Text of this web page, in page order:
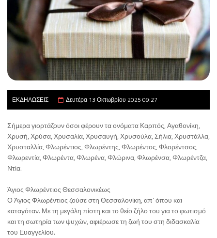
ΕΚΔΗΛΩΣΕΙΣ Δευτέρα 13 Οκτωβρίου 2025 09:27
Σήμερα γιορτάζουν όσοι φέρουν τα ονόματα Καρπός, Αγαθονίκη,
Χρυσή, Χρύσα, Χρυσαλία, Χρυσαυγή, Χρυσούλα, Σήλια, Χρυστάλλα,
Χρυσταλλία, Φλωρέντιος, Φλωρέντης, Φλωρέντος, Φλορέντσος,
Φλωρεντία, Φλωρέντα, Φλωρένα, Φλώρινα, Φλωρένσα, Φλωρέντζα,
Ντία.
Άγιος Φλωρέντιος Θεσσαλονικέως
Ο Άγιος Φλωρέντιος ζούσε στη Θεσσαλονίκη, απ’ όπου και
καταγόταν. Με τη μεγάλη πίστη και το θείο ζήλο του για το φωτισμό
και τη σωτηρία των ψυχών, αφιέρωσε τη ζωή του στη διδασκαλία
του Ευαγγελίου.